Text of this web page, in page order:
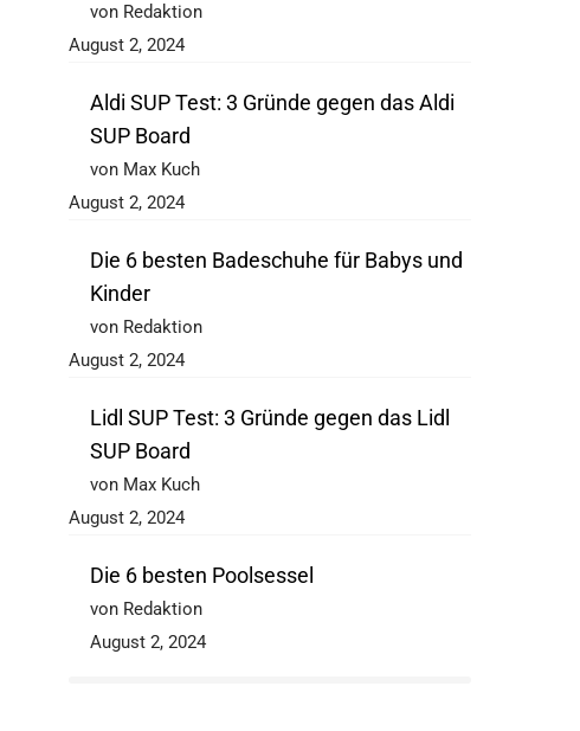
von Redaktion
August 2, 2024
Aldi SUP Test: 3 Gründe gegen das Aldi
SUP Board
von Max Kuch
August 2, 2024
Die 6 besten Badeschuhe für Babys und
Kinder
von Redaktion
August 2, 2024
Lidl SUP Test: 3 Gründe gegen das Lidl
SUP Board
von Max Kuch
August 2, 2024
Die 6 besten Poolsessel
von Redaktion
August 2, 2024